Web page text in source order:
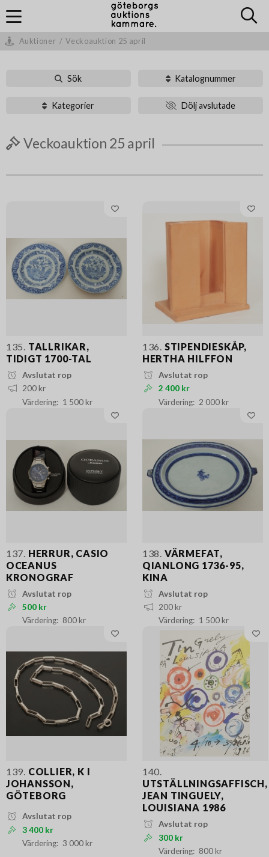
Auktioner / Veckoauktion 25 april
Sök Katalognummer
Kategorier Dölj avslutade
Veckoauktion 25 april
135. TALLRIKAR,
TIDIGT 1700-TAL
Avslutat rop
200 kr
1 500 kr
136. STIPENDIESKÅP,
HERTHA HILFFON
Avslutat rop
2 400 kr
2 000 kr
137. HERRUR, CASIO
OCEANUS
KRONOGRAF
Avslutat rop
500 kr
800 kr
138. VÄRMEFAT,
QIANLONG 1736-95,
KINA
Avslutat rop
200 kr
1 500 kr
139. COLLIER, K I
JOHANSSON,
GÖTEBORG
Avslutat rop
3 400 kr
3 000 kr
140.
UTSTÄLLNINGSAFFISCH,
JEAN TINGUELY,
LOUISIANA 1986
Avslutat rop
300 kr
800 kr